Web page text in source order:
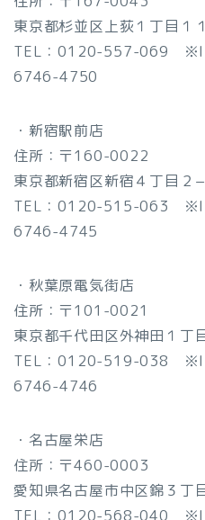
東京都杉並区上荻１丁目１
TEL：0120-557-069
6746-4750
・新宿駅前店
住所：〒160-0022
東京都新宿区新宿４丁目２
TEL：0120-515-063
6746-4745
・秋葉原電気街店
住所：〒101-0021
東京都千代田区外神田１丁
TEL：0120-519-038
6746-4746
・名古屋栄店
住所：〒460-0003
愛知県名古屋市中区錦３丁
TEL：0120-568-040